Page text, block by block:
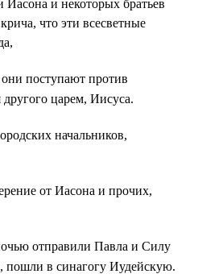
и некоторых братьев
что эти всесветные
поступают против
царем, Иисуса.
начальников,
от Иасона и прочих,
отправили Павла и Силу
в синагогу Иудейскую.